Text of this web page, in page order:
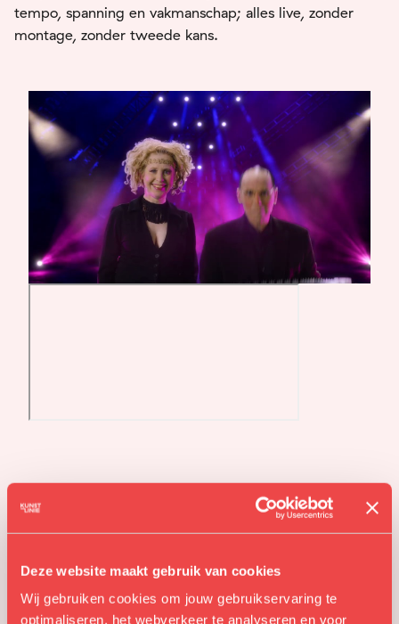
Deze website maakt gebruik van cookies
Wij gebruiken cookies om jouw gebruikservaring te
optimaliseren, het webverkeer te analyseren en voor
tempo, spanning en vakmanschap; alles live, zonder
montage, zonder tweede kans.